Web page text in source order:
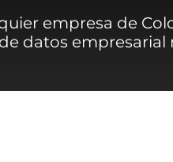
empresa de
datos